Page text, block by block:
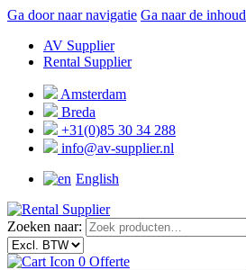
Ga door naar navigatie Ga naar de inhoud
AV Supplier
Rental Supplier
Amsterdam
Breda
+31(0)85 30 34 288
info@av-supplier.nl
English
Zoeken naar:
0 Offerte